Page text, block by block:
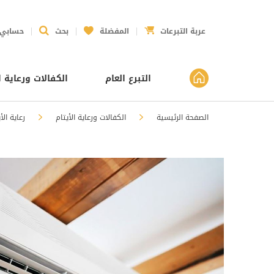
حسابي بحث المفضلة عربة التبرعات
التبرع العام الكفالات ورعاية
الصفحة الرئيسية الكفالات ورعاية الأيتام رعاية